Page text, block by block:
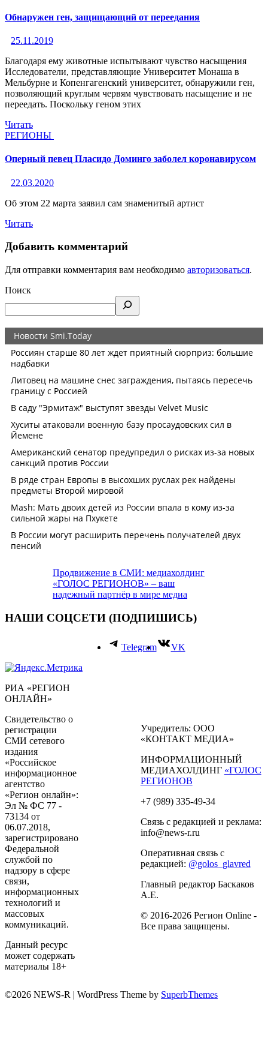
Обнаружен ген, защищающий от переедания
25.11.2019
Благодаря ему животные испытывают чувство насыщения
Исследователи, представляющие Университет Монаша в
Мельбурне и Копенгагенский университет, обнаружили ген,
позволяющий круглым червям чувствовать насыщение и не
переедать. Поскольку геном этих
Читать
РЕГИОНЫ
Оперный певец Пласидо Доминго заболел коронавирусом
22.03.2020
Об этом 22 марта заявил сам знаменитый артист
Читать
Добавить комментарий
Для отправки комментария вам необходимо авторизоваться.
Поиск
Продвижение в СМИ: медиахолдинг
«ГОЛОС РЕГИОНОВ» – ваш
надежный партнёр в мире медиа
НАШИ СОЦСЕТИ (ПОДПИШИСЬ)
Telegram VK
РИА «РЕГИОН
ОНЛАЙН»
Свидетельство о
регистрации
СМИ сетевого
издания
«Российское
информационное
агентство
«Регион онлайн»:
Эл № ФС 77 -
73134 от
06.07.2018,
зарегистрировано
Федеральной
службой по
надзору в сфере
связи,
информационных
технологий и
массовых
коммуникаций.
Данный ресурс
может содержать
материалы 18+
Учредитель: ООО
«КОНТАКТ МЕДИА»
ИНФОРМАЦИОННЫЙ
МЕДИАХОЛДИНГ «ГОЛОС
РЕГИОНОВ
+7 (989) 335-49-34
Связь с редакцией и реклама:
info@news-r.ru
Оперативная связь с
редакцией: @golos_glavred
Главный редактор Баскаков
А.Е.
© 2016-2026 Регион Online -
Все права защищены.
©2026 NEWS-R | WordPress Theme by SuperbThemes